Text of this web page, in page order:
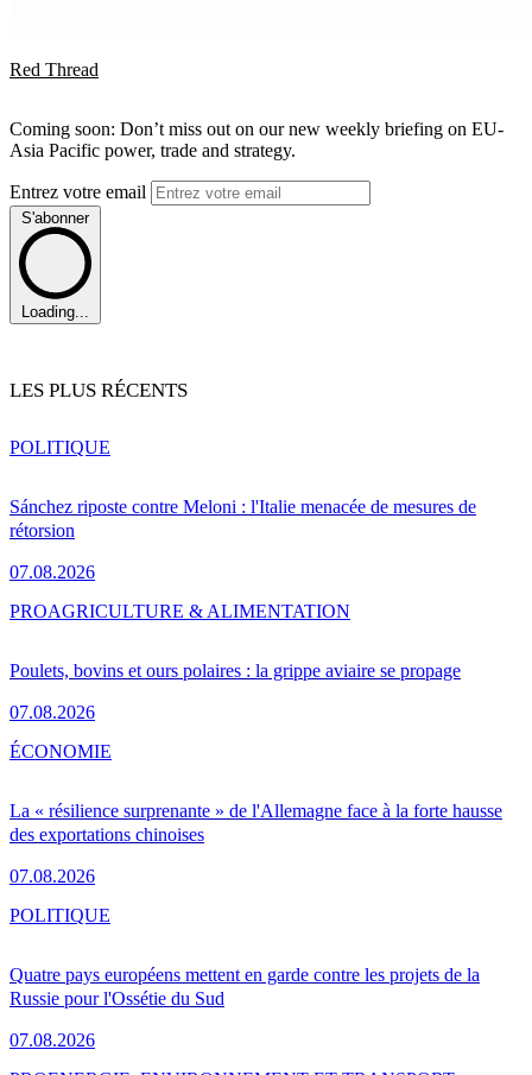
Red Thread
Coming soon: Don’t miss out on our new weekly briefing on EU-
Asia Pacific power, trade and strategy.
Entrez votre email
S'abonner
Loading...
LES PLUS RÉCENTS
Sánchez riposte contre Meloni : l'Italie menacée de mesures de
rétorsion
07.08.2026
POLITIQUE
Poulets, bovins et ours polaires : la grippe aviaire se propage
07.08.2026
PROAGRICULTURE & ALIMENTATION
La « résilience surprenante » de l'Allemagne face à la forte hausse
des exportations chinoises
07.08.2026
ÉCONOMIE
Quatre pays européens mettent en garde contre les projets de la
Russie pour l'Ossétie du Sud
07.08.2026
POLITIQUE